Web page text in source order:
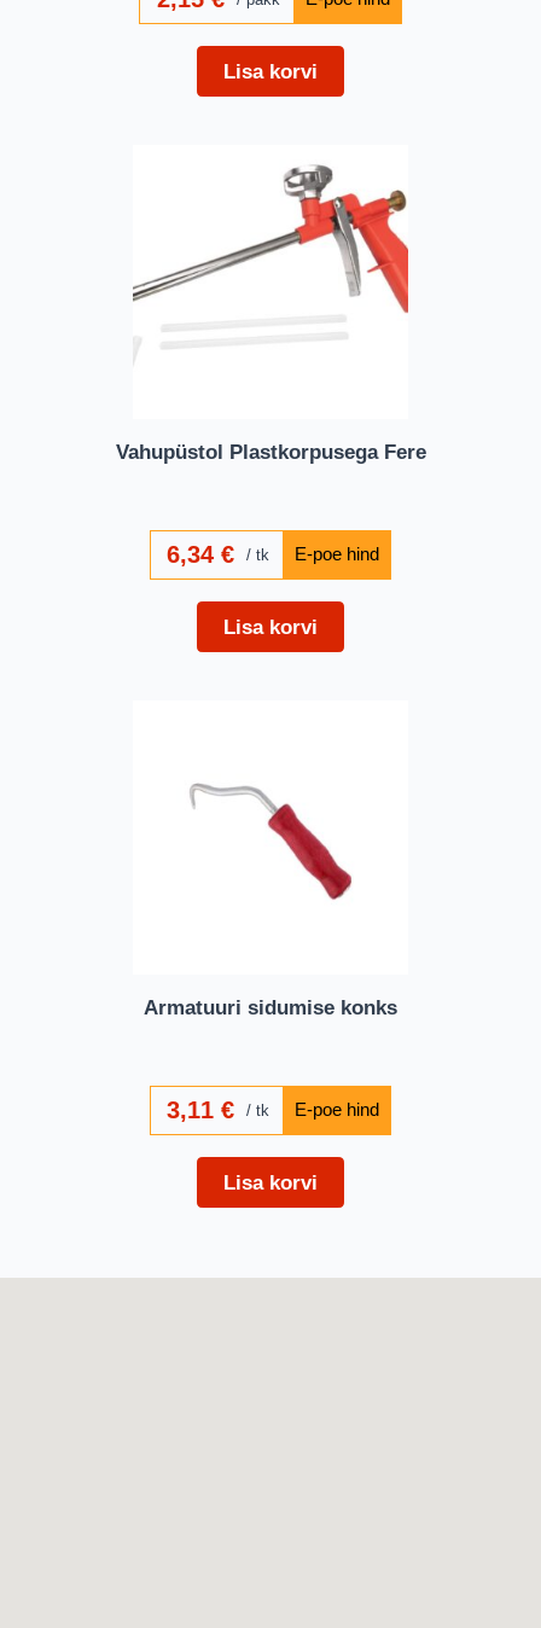
Lisa korvi
Vahupüstol Plastkorpusega Fere
6,34€ tk
Lisa korvi
Armatuuri sidumise konks
3,11€ tk
Lisa korvi